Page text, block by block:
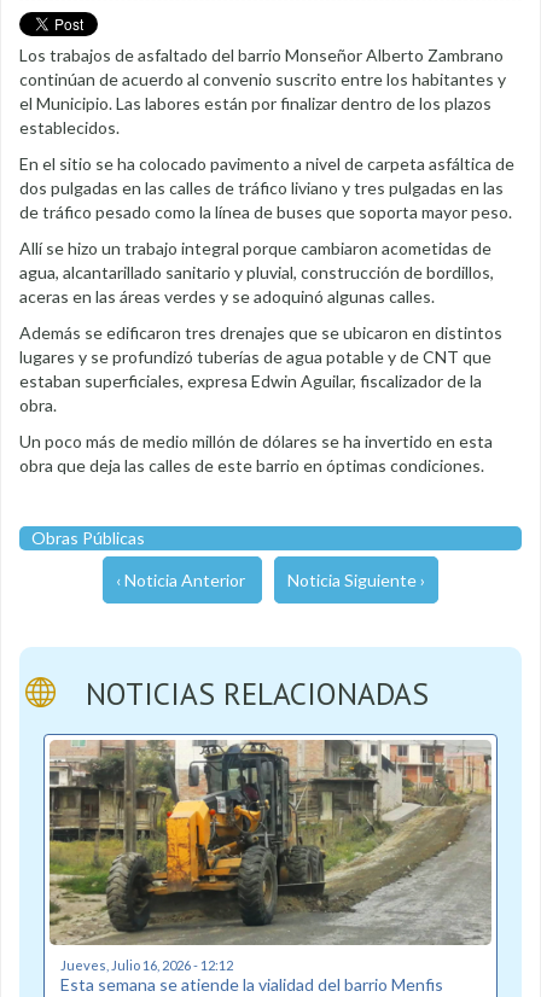
Los trabajos de asfaltado del barrio Monseñor Alberto Zambrano
continúan de acuerdo al convenio suscrito entre los habitantes y
el Municipio. Las labores están por finalizar dentro de los plazos
establecidos.
En el sitio se ha colocado pavimento a nivel de carpeta asfáltica de
dos pulgadas en las calles de tráfico liviano y tres pulgadas en las
de tráfico pesado como la línea de buses que soporta mayor peso.
Allí se hizo un trabajo integral porque cambiaron acometidas de
agua, alcantarillado sanitario y pluvial, construcción de bordillos,
aceras en las áreas verdes y se adoquinó algunas calles.
Además se edificaron tres drenajes que se ubicaron en distintos
lugares y se profundizó tuberías de agua potable y de CNT que
estaban superficiales, expresa Edwin Aguilar, fiscalizador de la
obra.
Un poco más de medio millón de dólares se ha invertido en esta
obra que deja las calles de este barrio en óptimas condiciones.
Obras Públicas
‹ Noticia Anterior Noticia Siguiente ›
NOTICIAS RELACIONADAS
Jueves, Julio 16, 2026 - 12:12
Esta semana se atiende la vialidad del barrio Menfis